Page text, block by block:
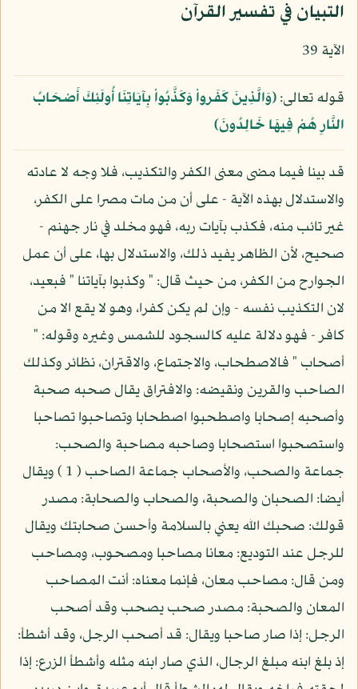
التبيان في تفسير القرآن
الآية 39
قوله تعالى:﴿وَالَّذِينَ كَفَرواْ وَكَذَّبُواْ بِآيَاتِنَا أُولَئِكَ أَصْحَابُ
النَّارِ هُمْ فِيهَا خَالِدُونَ﴾
قد بينا فيما مضى معنى الكفر والتكذيب، فلا وجه لا عادته
والاستدلال بهذه الآية - على أن من مات مصرا على الكفر،
غير تائب منه، فكذب بآيات ربه، فهو مخلد في نار جهنم -
صحيح، لأن الظاهر يفيد ذلك، والاستدلال بها، على أن عمل
الجوارح من الكفر، من حيث قال: " وكذبوا بآياتنا " فبعيد،
لان التكذيب نفسه - وإن لم يكن كفرا، وهو لا يقع الا من
كافر - فهو دلالة عليه كالسجود للشمس وغيره وقوله: "
أصحاب " فالاصطحاب، والاجتماع، والاقتران، نظائر وكذلك
الصاحب والقرين ونقيضه: والافتراق يقال صحبه صحبة
وأصحبه إصحابا واصطحبوا اصطحابا وتصاحبوا تصاحبا
واستصحبوا استصحابا وصاحبه مصاحبة والصحب:
جماعة والصحب، والأصحاب جماعة الصاحب ( 1 ) ويقال
أيضا: الصحبان والصحبة، والصحاب والصحابة: مصدر
قولك: صحبك الله يعني بالسلامة وأحسن صحابتك ويقال
للرجل عند التوديع: معانا مصاحبا ومصحوب، ومصاحب
ومن قال: مصاحب معان، فإنما معناه: أنت المصاحب
المعان والصحبة: مصدر صحب يصحب وقد أصحب
الرجل: إذا صار صاحبا ويقال: قد أصحب الرجل، وقد أشطأ:
إذ بلغ ابنه مبلغ الرجال، الذي صار ابنه مثله وأشطأ الزرع: إذا